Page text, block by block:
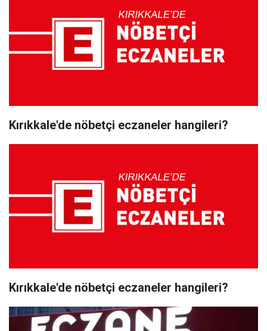
Kırıkkale'de nöbetçi eczaneler hangileri?
Kırıkkale'de nöbetçi eczaneler hangileri?